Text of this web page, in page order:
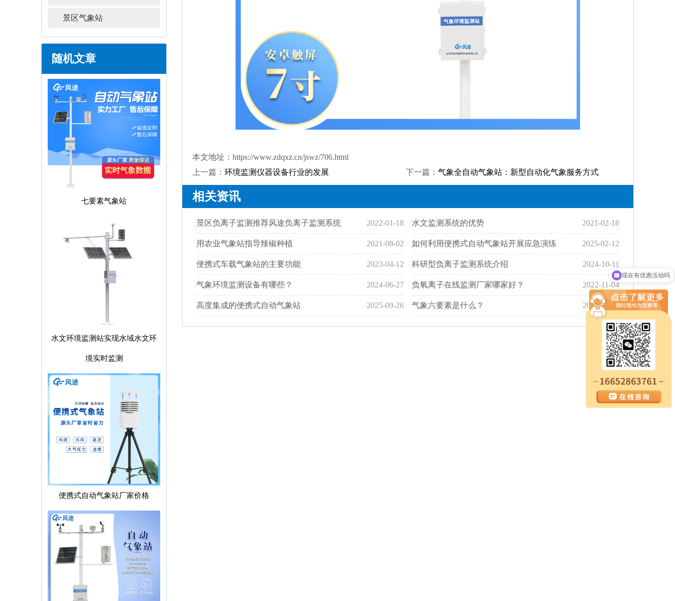
景区气象站
随机文章
七要素气象站
水文环境监测站实现水域水文环
境实时监测
便携式自动气象站厂家价格
本文地址： https://www.zdqxz.cn/jswz/706.html
上一篇： 环境监测仪器设备行业的发展 下一篇： 气象全自动气象站：新型自动化气象服务方式
相关资讯
景区负离子监测推荐风途负离子监测系统 2022-01-18 水文监测系统的优势 2021-02-18
用农业气象站指导辣椒种植 2021-08-02 如何利用便携式自动气象站开展应急演练 2025-02-12
便携式车载气象站的主要功能 2023-04-12 科研型负离子监测系统介绍 2024-10-11
气象环境监测设备有哪些？ 2024-06-27 负氧离子在线监测厂家哪家好？ 2022-11-04
高度集成的便携式自动气象站 2025-09-26 气象六要素是什么？ 2022-11-30
可以介绍下你们的设备么